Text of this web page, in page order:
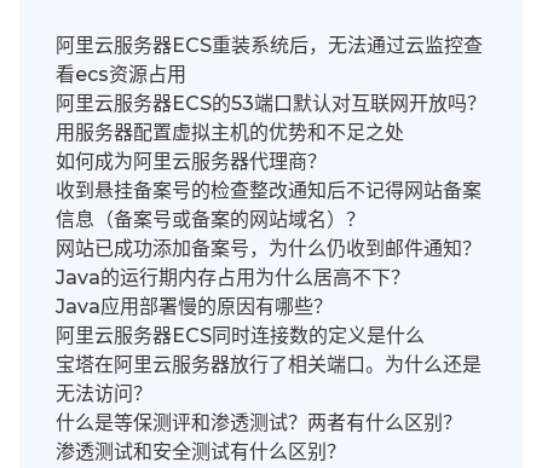
阿里云服务器ECS重装系统后，无法通过云监控查
看ecs资源占用
阿里云服务器ECS的53端口默认对互联网开放吗？
用服务器配置虚拟主机的优势和不足之处
如何成为阿里云服务器代理商？
收到悬挂备案号的检查整改通知后不记得网站备案
信息（备案号或备案的网站域名）？
网站已成功添加备案号，为什么仍收到邮件通知？
Java的运行期内存占用为什么居高不下？
Java应用部署慢的原因有哪些？
阿里云服务器ECS同时连接数的定义是什么
宝塔在阿里云服务器放行了相关端口。为什么还是
无法访问？
什么是等保测评和渗透测试？两者有什么区别？
渗透测试和安全测试有什么区别？